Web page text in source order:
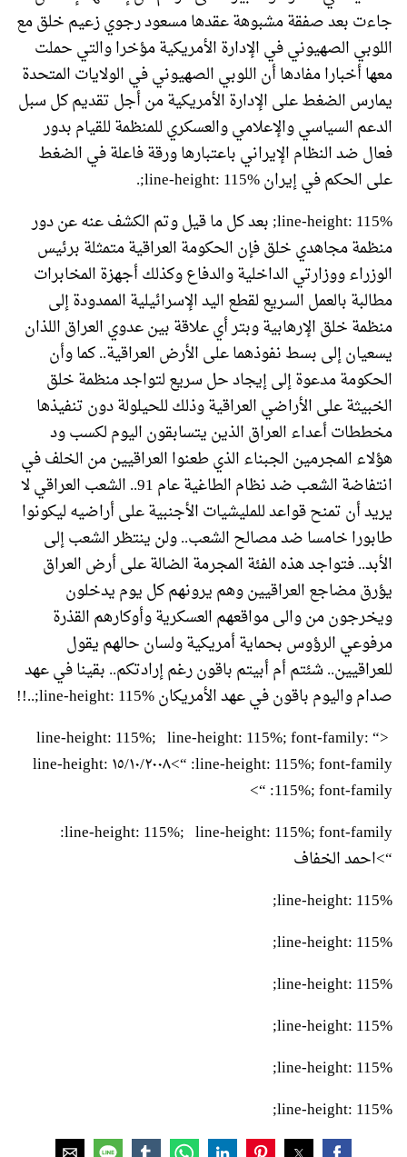
جاءت بعد صفقة مشبوهة عقدها مسعود رجوي زعيم خلق مع
اللوبي الصهيوني في الإدارة الأمريكية مؤخرا والتي حملت
معها أخبارا مفادها أن اللوبي الصهيوني في الولايات المتحدة
يمارس الضغط على الإدارة الأمريكية من أجل تقديم كل سبل
الدعم السياسي والإعلامي والعسكري للمنظمة للقيام بدور
فعال ضد النظام الإيراني باعتبارها ورقة فاعلة في الضغط
على الحكم في إيران line-height: 115%;.
line-height: 115%; بعد كل ما قيل وتم الكشف عنه عن دور
منظمة مجاهدي خلق فإن الحكومة العراقية متمثلة برئيس
الوزراء ووزارتي الداخلية والدفاع وكذلك أجهزة المخابرات
مطالبة بالعمل السريع لقطع اليد الإسرائيلية الممدودة إلى
منظمة خلق الإرهابية وبتر أي علاقة بين عدوي العراق اللذان
يسعيان إلى بسط نفوذهما على الأرض العراقية.. كما وأن
الحكومة مدعوة إلى إيجاد حل سريع لتواجد منظمة خلق
الخبيثة على الأراضي العراقية وذلك للحيلولة دون تنفيذها
مخططات أعداء العراق الذين يتسابقون اليوم لكسب ود
هؤلاء المجرمين الجبناء الذي طعنوا العراقيين من الخلف في
انتفاضة الشعب ضد نظام الطاغية عام 91.. الشعب العراقي لا
يريد أن تمنح قواعد للمليشيات الأجنبية على أراضيه ليكونوا
طابورا خامسا ضد مصالح الشعب.. ولن ينتظر الشعب إلى
الأبد.. فتواجد هذه الفئة المجرمة الضالة على أرض العراق
يؤرق مضاجع العراقيين وهم يرونهم كل يوم يدخلون
ويخرجون من والى مواقعهم العسكرية وأوكارهم القذرة
مرفوعي الرؤوس بحماية أمريكية ولسان حالهم يقول
للعراقيين.. شئتم أم أبيتم باقون رغم إرادتكم.. بقينا في عهد
صدام واليوم باقون في عهد الأمريكان line-height: 115%;..!!
line-height: 115%; line-height: 115%; font-family: “>
line-height: 115%; font-family: “>١٥/١٠/٢٠٠٨ line-height:
115%; font-family: “>
line-height: 115%; line-height: 115%; font-family:
“>احمد الخفاف
line-height: 115%;
line-height: 115%;
line-height: 115%;
line-height: 115%;
line-height: 115%;
line-height: 115%;